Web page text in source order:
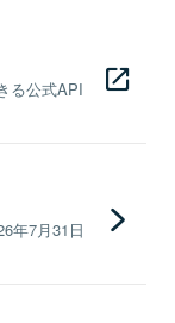
る公式API
年7月31日